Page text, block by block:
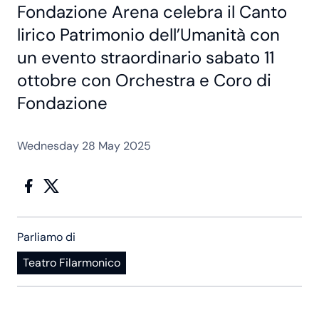
Fondazione Arena celebra il Canto
lirico Patrimonio dell’Umanità con
un evento straordinario sabato 11
ottobre con Orchestra e Coro di
Fondazione
Wednesday 28 May 2025
Parliamo di
Teatro Filarmonico